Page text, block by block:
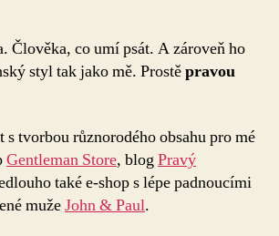
názvem
Hledám
obsahovou
Člověka, co umí psát. A zároveň ho
styl tak jako mě. Prostěpravou
s tvorbou různorodého obsahu pro mé
Gentleman Store, blogPravý
také e-shop s lépe padnoucími
mužeJohn & Paul.